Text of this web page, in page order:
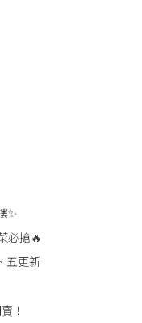
✨
必搶🔥
五更新
！